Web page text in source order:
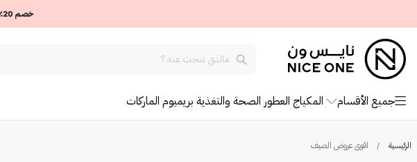
خصم 20٪ على طلبك الأول باستخدام كود NEW20
جميع الأقسام المكياج العطور الصحة والتغذية بريميوم الماركات
الرئيسية / اقوى عروض الصيف